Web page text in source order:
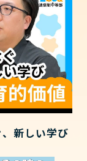
、新しい学び